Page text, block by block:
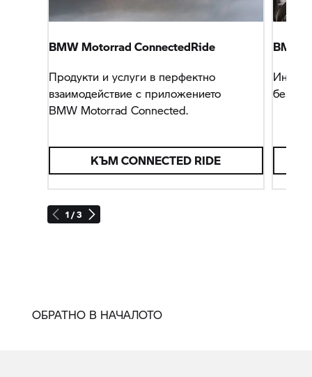
1 / 3
BMW Motorrad ConnectedRide
Продукти и услуги в перфектно
взаимодействие с приложението
BMW Motorrad Connected.
КЪМ CONNECTED RIDE
BMW
ОБРАТНО В НАЧАЛОТО